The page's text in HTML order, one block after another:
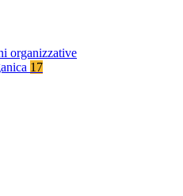
organizzative
17